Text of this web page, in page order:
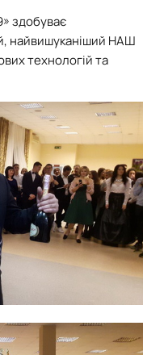
здобуває
найвишуканіший НАШ
технологій та